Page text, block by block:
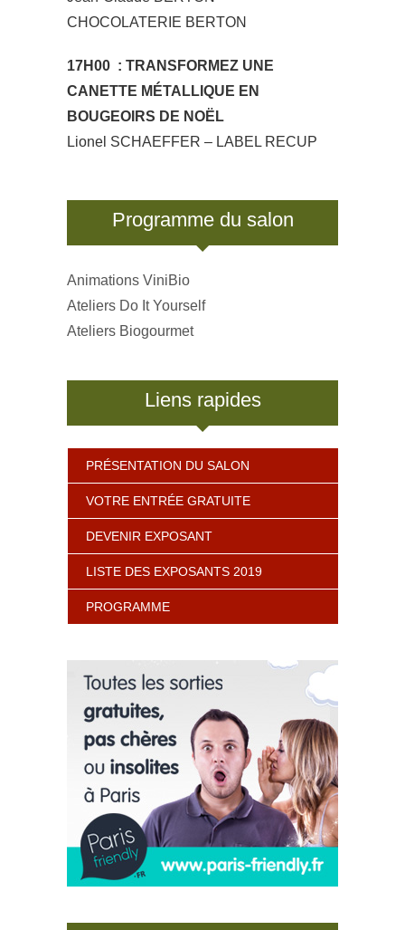
CHOCOLATERIE BERTON
17H00 : TRANSFORMEZ UNE
CANETTE MÉTALLIQUE EN
BOUGEOIRS DE NOËL
Lionel SCHAEFFER – LABEL RECUP
Programme du salon
Animations ViniBio
Ateliers Do It Yourself
Ateliers Biogourmet
Liens rapides
PRÉSENTATION DU SALON
VOTRE ENTRÉE GRATUITE
DEVENIR EXPOSANT
LISTE DES EXPOSANTS 2019
PROGRAMME